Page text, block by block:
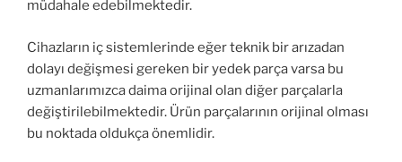
müdahale edebilmektedir.
Cihazların iç sistemlerinde eğer teknik bir arızadan
dolayı değişmesi gereken bir yedek parça varsa bu
uzmanlarımızca daima orijinal olan diğer parçalarla
değiştirilebilmektedir. Ürün parçalarının orijinal olması
bu noktada oldukça önemlidir.